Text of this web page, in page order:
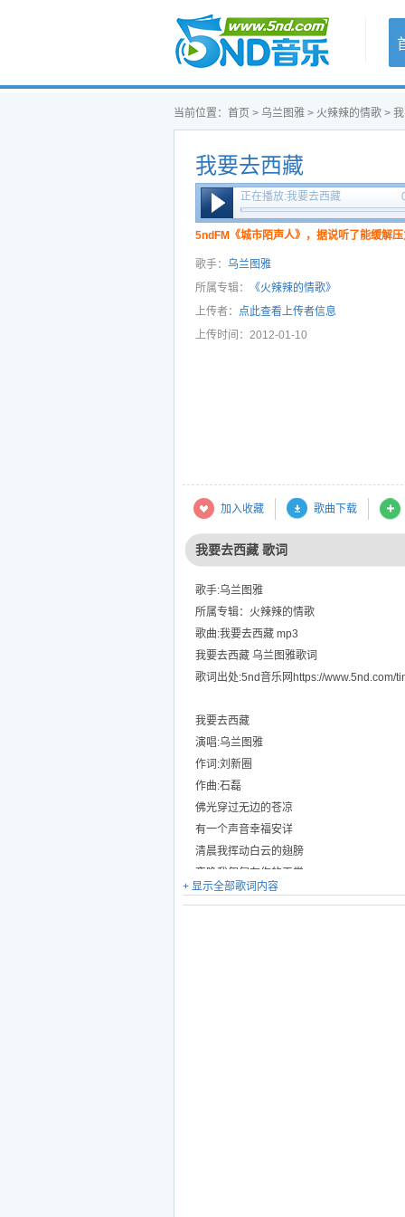
首页
当前位置： 首页 > 乌兰图雅 > 火辣辣的情歌 >
我要去西藏
正在播放:我要去西藏
5ndFM《城市陌声人》，据说听了能缓解压
歌手： 乌兰图雅
所属专辑：
《火辣辣的情歌》
上传者： 点此查看上传者信息
上传时间：2012-01-10
加入收藏 歌曲下载
我要去西藏 歌词
歌手:乌兰图雅
所属专辑：火辣辣的情歌
歌曲:我要去西藏 mp3
我要去西藏 乌兰图雅歌词
歌词出处:5nd音乐网https://www.5nd.com/
我要去西藏
演唱:乌兰图雅
作词:刘新圈
作曲:石磊
佛光穿过无边的苍凉
有一个声音幸福安详
清晨我挥动白云的翅膀
夜晚我匍匐在你的天堂
生灵顺从雅鲁藏布江流淌
+ 显示全部歌词内容